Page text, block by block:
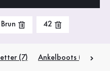
Brun 42
(7) Ankelboots (1)